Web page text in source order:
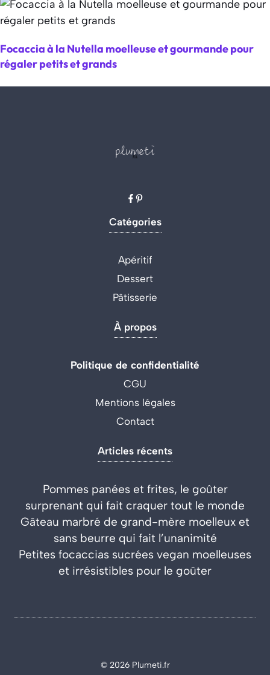
Focaccia à la Nutella moelleuse et gourmande pour
régaler petits et grands
Catégories
Apéritif
Dessert
Pâtisserie
À propos
Politique de confidentialité
CGU
Mentions légales
Contact
Articles récents
Pommes panées et frites, le goûter
surprenant qui fait craquer tout le monde
Gâteau marbré de grand-mère moelleux et
sans beurre qui fait l’unanimité
Petites focaccias sucrées vegan moelleuses
et irrésistibles pour le goûter
© 2026 Plumeti.fr